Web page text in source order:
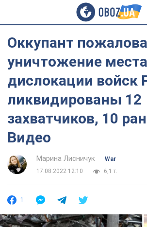
Оккупант
уничтожение места
дислокации войск
ликвидированы 12
захватчиков, 10
Видео
Марина Лисничук
War
17.08.2022 12:10
6,1 т.
1